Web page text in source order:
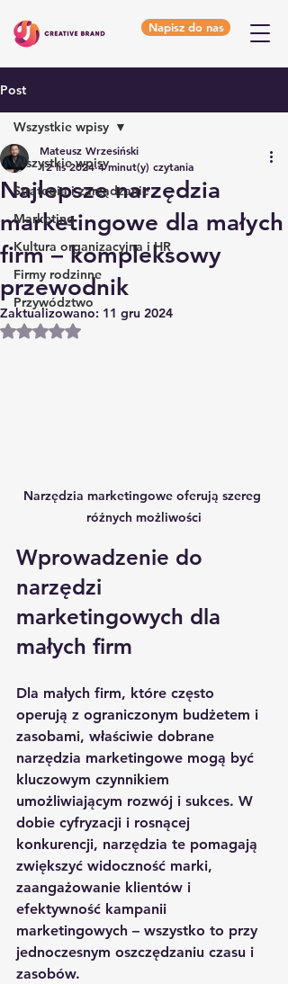
Napisz do nas
Post
Wszystkie wpisy
Strategia i zarządzanie
Marketing
Kultura organizacyjna i HR
Firmy rodzinne
Przywództwo
Wszystkie wpisy
Najlepsze narzędzia
marketingowe dla małych
firm – kompleksowy
przewodnik
Mateusz Wrzesiński
12 lis 2024 4 minut(y) czytania
Zaktualizowano: 11 gru 2024
Oceniono na NaN z 5 gwiazdek.
Narzędzia marketingowe oferują szereg
różnych możliwości
Wprowadzenie do
narzędzi
marketingowych dla
małych firm
Dla małych firm, które często
operują z ograniczonym budżetem i
zasobami, właściwie dobrane
narzędzia marketingowe mogą być
kluczowym czynnikiem
umożliwiającym rozwój i sukces. W
dobie cyfryzacji i rosnącej
konkurencji, narzędzia te pomagają
zwiększyć widoczność marki,
zaangażowanie klientów i
efektywność kampanii
marketingowych – wszystko to przy
jednoczesnym oszczędzaniu czasu i
zasobów.